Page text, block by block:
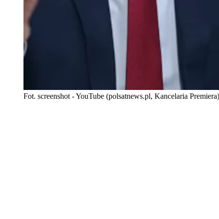
Fot. screenshot - YouTube (polsatnews.pl, Kancelaria Premiera)